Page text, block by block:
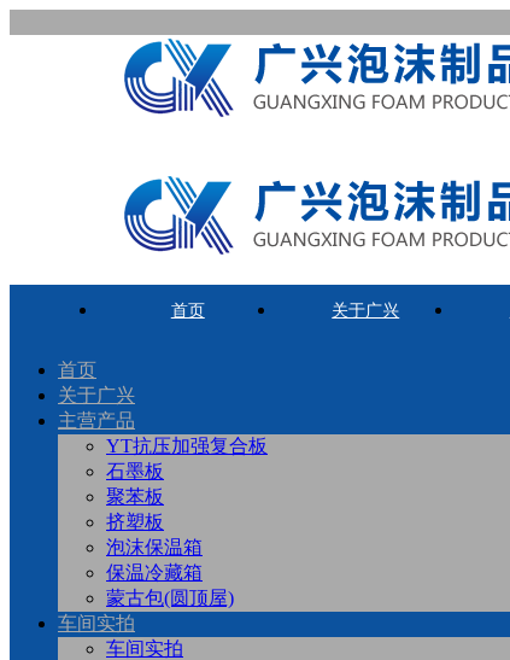
首页 关于广兴
首页
关于广兴
主营产品
YT抗压加强复合板
石墨板
聚苯板
挤塑板
泡沫保温箱
保温冷藏箱
蒙古包(圆顶屋)
车间实拍
车间实拍